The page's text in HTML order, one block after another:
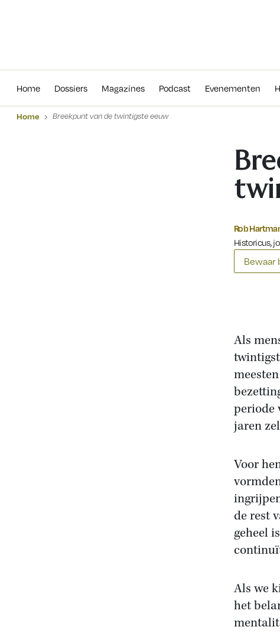
Home Dossiers Magazines Podcast Evenementen
Home Breekpunt van de twintigste eeuw
Rob
Historicus,
Bewaar
Als
periode
jaren
Voor
de rest
geheel
Als we
het